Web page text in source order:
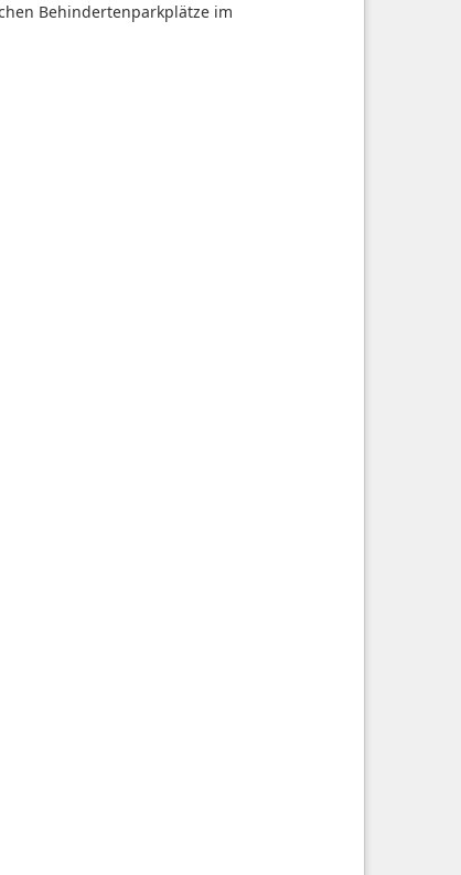
Behindertenparkplätze im